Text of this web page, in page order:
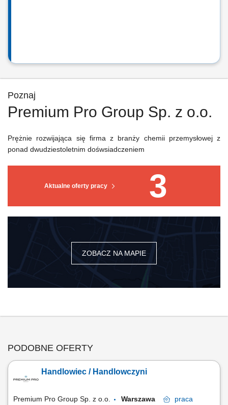
Poznaj
Premium Pro Group Sp. z o.o.
Aktualne oferty pracy 3
ZOBACZ NA MAPIE
Prężnie rozwijająca się firma z branży chemii przemysłowej z
ponad dwudziestoletnim dośwsiadczeniem
PODOBNE OFERTY
Handlowiec / Handlowczyni
Premium Pro Group Sp. z o.o. Warszawa
praca